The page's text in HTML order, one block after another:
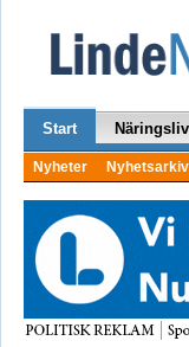
Start Näringsliv
Nyheter Nyhetsarkiv